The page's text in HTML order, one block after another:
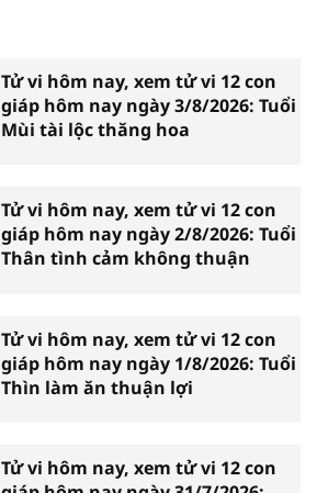
Tử vi hôm nay, xem tử vi 12 con
giáp hôm nay ngày 3/8/2026: Tuổi
Mùi tài lộc thăng hoa
Tử vi hôm nay, xem tử vi 12 con
giáp hôm nay ngày 2/8/2026: Tuổi
Thân tình cảm không thuận
Tử vi hôm nay, xem tử vi 12 con
giáp hôm nay ngày 1/8/2026: Tuổi
Thìn làm ăn thuận lợi
Tử vi hôm nay, xem tử vi 12 con